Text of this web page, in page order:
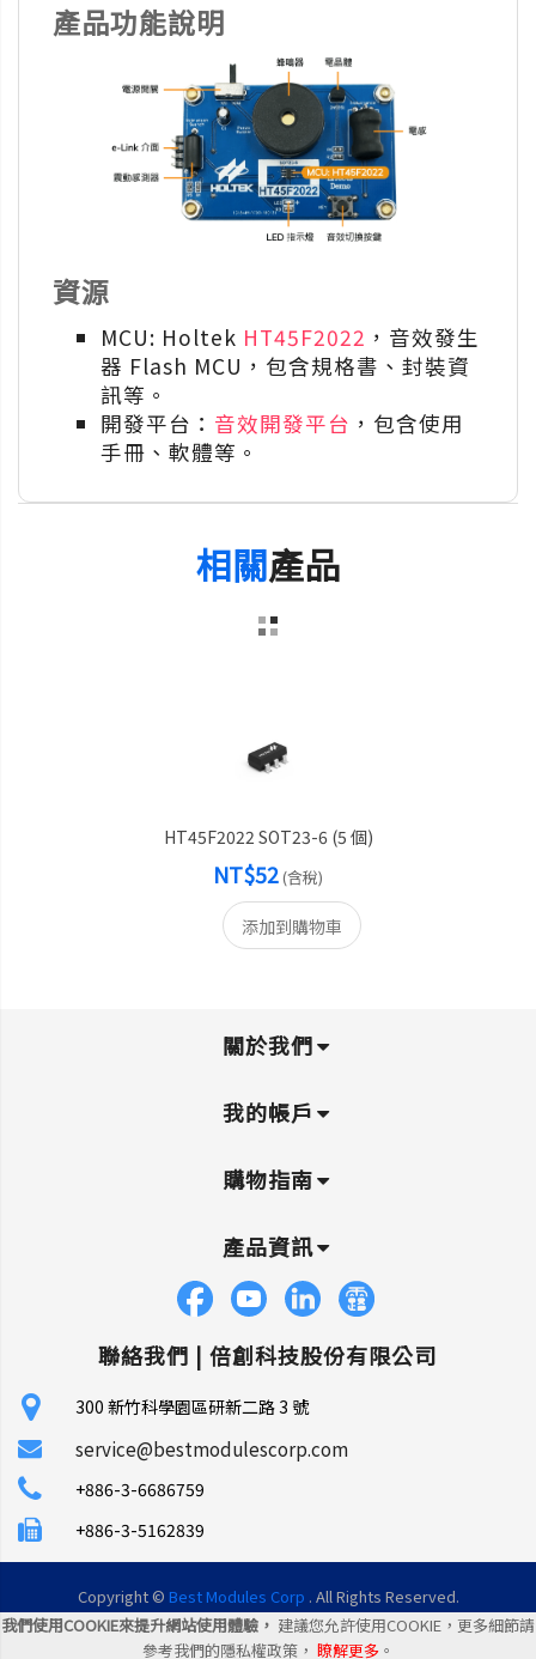
我們使用COOKIE來提升網站使用體驗， 建議您允許使用COOKIE，更多細節請
參考我們的隱私權政策， 瞭解更多。
產品功能說明
資源
MCU: Holtek HT45F2022 ，音效發生
器 Flash MCU，包含規格書、封裝資
訊等。
開發平台： 音效開發平台 ，包含使用
手冊、軟體等。
相關產品
HT45F2022 SOT23-6 (5 個)
NT$52(含稅)
添加到購物車
關於我們
我的帳戶
購物指南
產品資訊
聯絡我們 | 倍創科技股份有限公司
300 新竹科學園區研新二路 3 號
service@bestmodulescorp.com
+886-3-6686759
+886-3-5162839
Copyright © Best Modules Corp . All Rights Reserved.
| 網站地圖 | 統一編號: 45106035